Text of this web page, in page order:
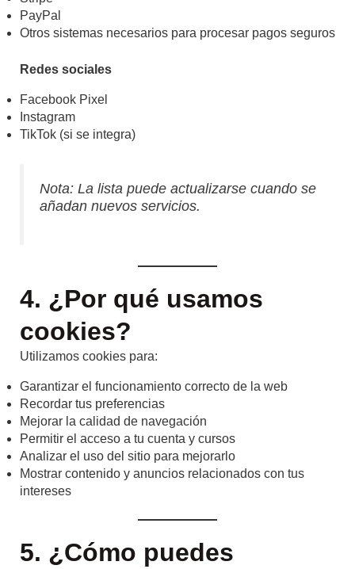
PayPal
Otros sistemas necesarios para procesar pagos seguros
Redes sociales
Facebook Pixel
Instagram
TikTok (si se integra)
Nota: La lista puede actualizarse cuando se
añadan nuevos servicios.
4. ¿Por qué usamos
cookies?
Utilizamos cookies para:
Garantizar el funcionamiento correcto de la web
Recordar tus preferencias
Mejorar la calidad de navegación
Permitir el acceso a tu cuenta y cursos
Analizar el uso del sitio para mejorarlo
Mostrar contenido y anuncios relacionados con tus
intereses
5. ¿Cómo puedes